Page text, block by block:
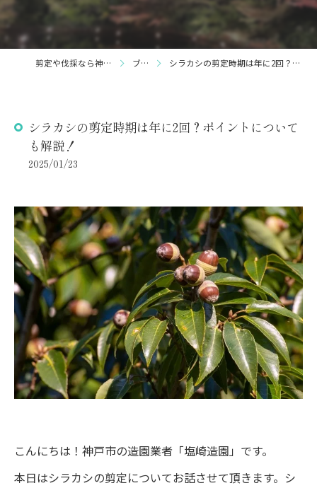
剪定や伐採なら神戸市の塩崎造園 ブログ シラカシの剪定時期は年に2回？ポイントについても解説！
シラカシの剪定時期は年に2回？ポイントについて
も解説！
2025/01/23
こんにちは！神戸市の造園業者「塩崎造園」です。
本日はシラカシの剪定についてお話させて頂きます。シ